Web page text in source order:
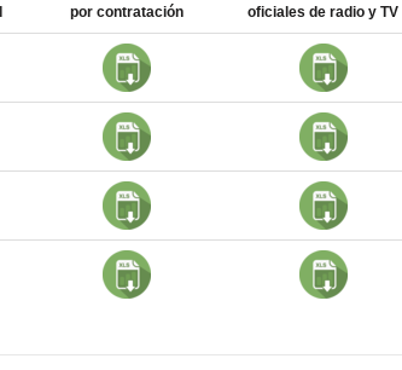
por contratación
oficiales de radio y TV